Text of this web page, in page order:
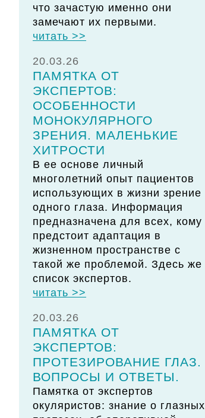
что зачастую именно они
замечают их первыми.
читать >>
20.03.26
ПАМЯТКА ОТ
ЭКСПЕРТОВ:
ОСОБЕННОСТИ
МОНОКУЛЯРНОГО
ЗРЕНИЯ. МАЛЕНЬКИЕ
ХИТРОСТИ
В ее основе личный
многолетний опыт пациентов
использующих в жизни зрение
одного глаза. Информация
предназначена для всех, кому
предстоит адаптация в
жизненном пространстве с
такой же проблемой. Здесь же
список экспертов.
читать >>
20.03.26
ПАМЯТКА ОТ
ЭКСПЕРТОВ:
ПРОТЕЗИРОВАНИЕ ГЛАЗ.
ВОПРОСЫ И ОТВЕТЫ.
Памятка от экспертов
окуляристов: знание о глазных